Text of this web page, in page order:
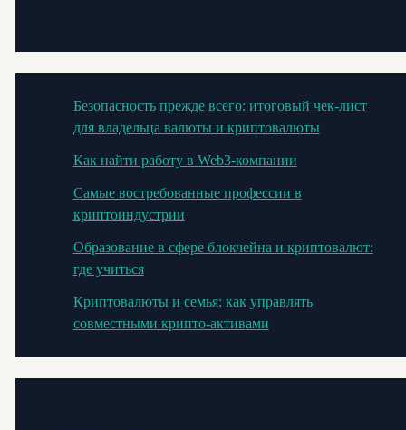
Безопасность прежде всего: итоговый чек-лист
для владельца валюты и криптовалюты
Как найти работу в Web3-компании
Самые востребованные профессии в
криптоиндустрии
Образование в сфере блокчейна и криптовалют:
где учиться
Криптовалюты и семья: как управлять
совместными крипто-активами